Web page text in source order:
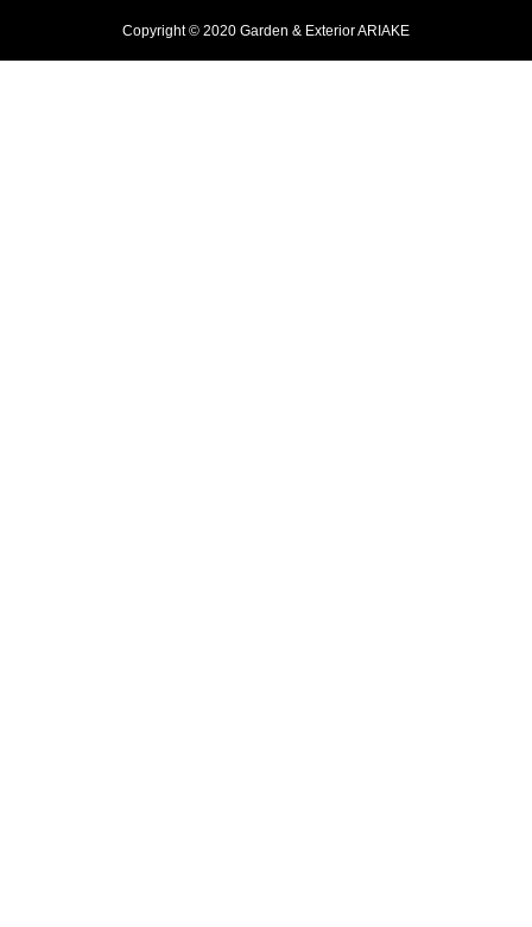
Copyright © 2020 Garden & Exterior ARIAKE